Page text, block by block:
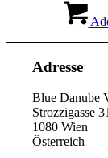
Adresse
Blue Danube
Strozzigasse 31
1080 Wien
Österreich